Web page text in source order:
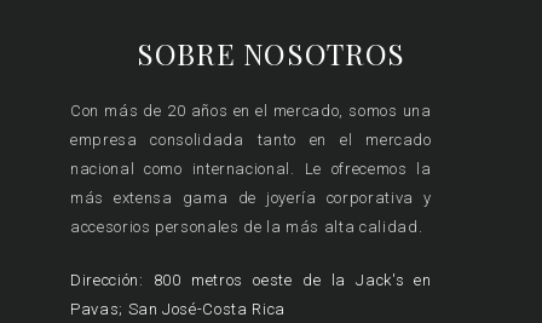
SOBRE NOSOTROS
Con más de 20 años en el mercado, somos una
empresa consolidada tanto en el mercado
nacional como internacional. Le ofrecemos la
más extensa gama de joyería corporativa y
accesorios personales de la más alta calidad.
Dirección: 800 metros oeste de la Jack's en
Pavas; San José-Costa Rica